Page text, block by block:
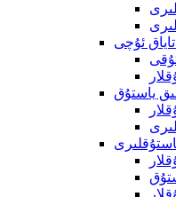
ئۇچى
ياستۇق